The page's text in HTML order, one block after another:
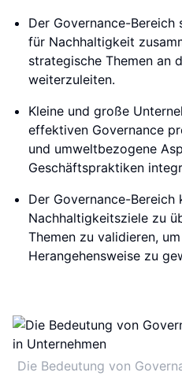
Der Governance-
für Nachhaltigkeit
strategische Themen an
weiterzuleiten.
Kleine und große
effektiven Governance
und umweltbezogene
Geschäftspraktiken
Der Governance-Bereich
Nachhaltigkeitsziele zu
Themen zu validieren,
Herangehensweise zu
Die Bedeutung von